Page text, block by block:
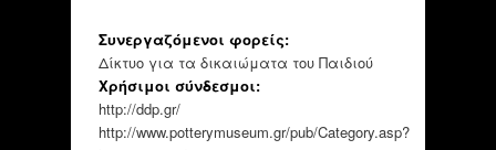
Συνεργαζόμενοι φορείς:
Δίκτυο για τα δικαιώματα του Παιδιού
Χρήσιμοι σύνδεσμοι:
http://ddp.gr/
http://www.potterymuseum.gr/pub/Category.asp?